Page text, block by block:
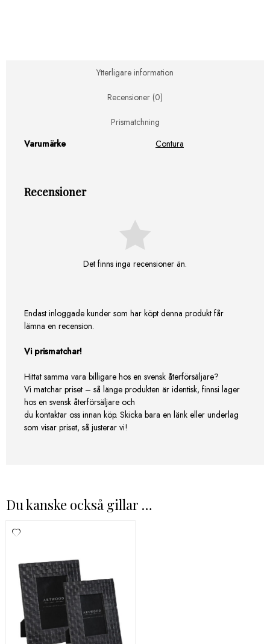
Ytterligare information
Recensioner (0)
Prismatchning
Varumärke
Contura
Recensioner
Det finns inga recensioner än.
Endast inloggade kunder som har köpt denna produkt får
lämna en recension.
Vi prismatchar!
Hittat samma vara billigare hos en svensk återförsäljare?
Vi matchar priset – så länge produkten är identisk, finnsi lager
hos en svensk återförsäljare och
du kontaktar oss innan köp. Skicka bara en länk eller underlag
som visar priset, så justerar vi!
Du kanske också gillar …